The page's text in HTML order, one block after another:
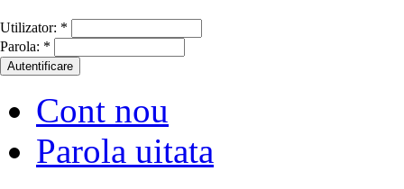
Utilizator: *
Parola: *
Cont nou
Parola uitata